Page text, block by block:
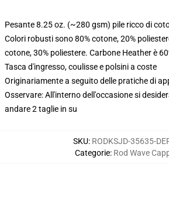
Pesante 8.25 oz. (~280 gsm) pile ricco di
Colori robusti sono 80% cotone, 20%
cotone, 30% poliestere. Carbone Heather è
Tasca d'ingresso, coulisse e polsini a coste
Originariamente a seguito delle pratiche di
Osservare: All'interno dell'occasione si
andare 2 taglie in su
SKU: RODKSJD-35635-
Categorie: Rod Wave